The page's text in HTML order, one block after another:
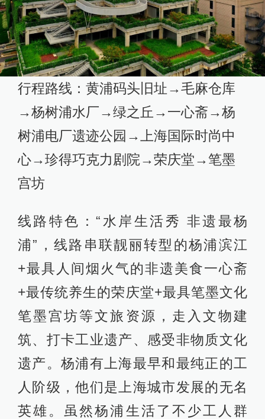
行程路线：黄浦码头旧址→毛麻仓库
→杨树浦水厂→绿之丘→一心斋→杨
树浦电厂遗迹公园→上海国际时尚中
心→珍得巧克力剧院→荣庆堂→笔墨
宫坊
线路特色：“水岸生活秀 非遗最杨
浦”，线路串联靓丽转型的杨浦滨江
+最具人间烟火气的非遗美食一心斋
+最传统养生的荣庆堂+最具笔墨文化
笔墨宫坊等文旅资源，走入文物建
筑、打卡工业遗产、感受非物质文化
遗产。杨浦有上海最早和最纯正的工
人阶级，他们是上海城市发展的无名
英雄。虽然杨浦生活了不少工人群